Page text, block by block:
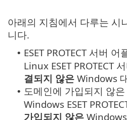
아래의 지침에서 다루는 시
니다.
• ESET PROTECT 서버
Linux ESET PROTECT
결되지 않은 Windows
• 도메인에 가입되지 않
Windows ESET
가입되지 않은